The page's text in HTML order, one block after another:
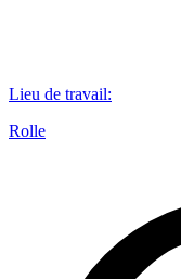
Lieu de travail:
Rolle